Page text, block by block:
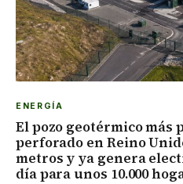
ENERGÍA
El pozo geotérmico más
perforado en Reino
metros y ya genera
día para unos 10.000